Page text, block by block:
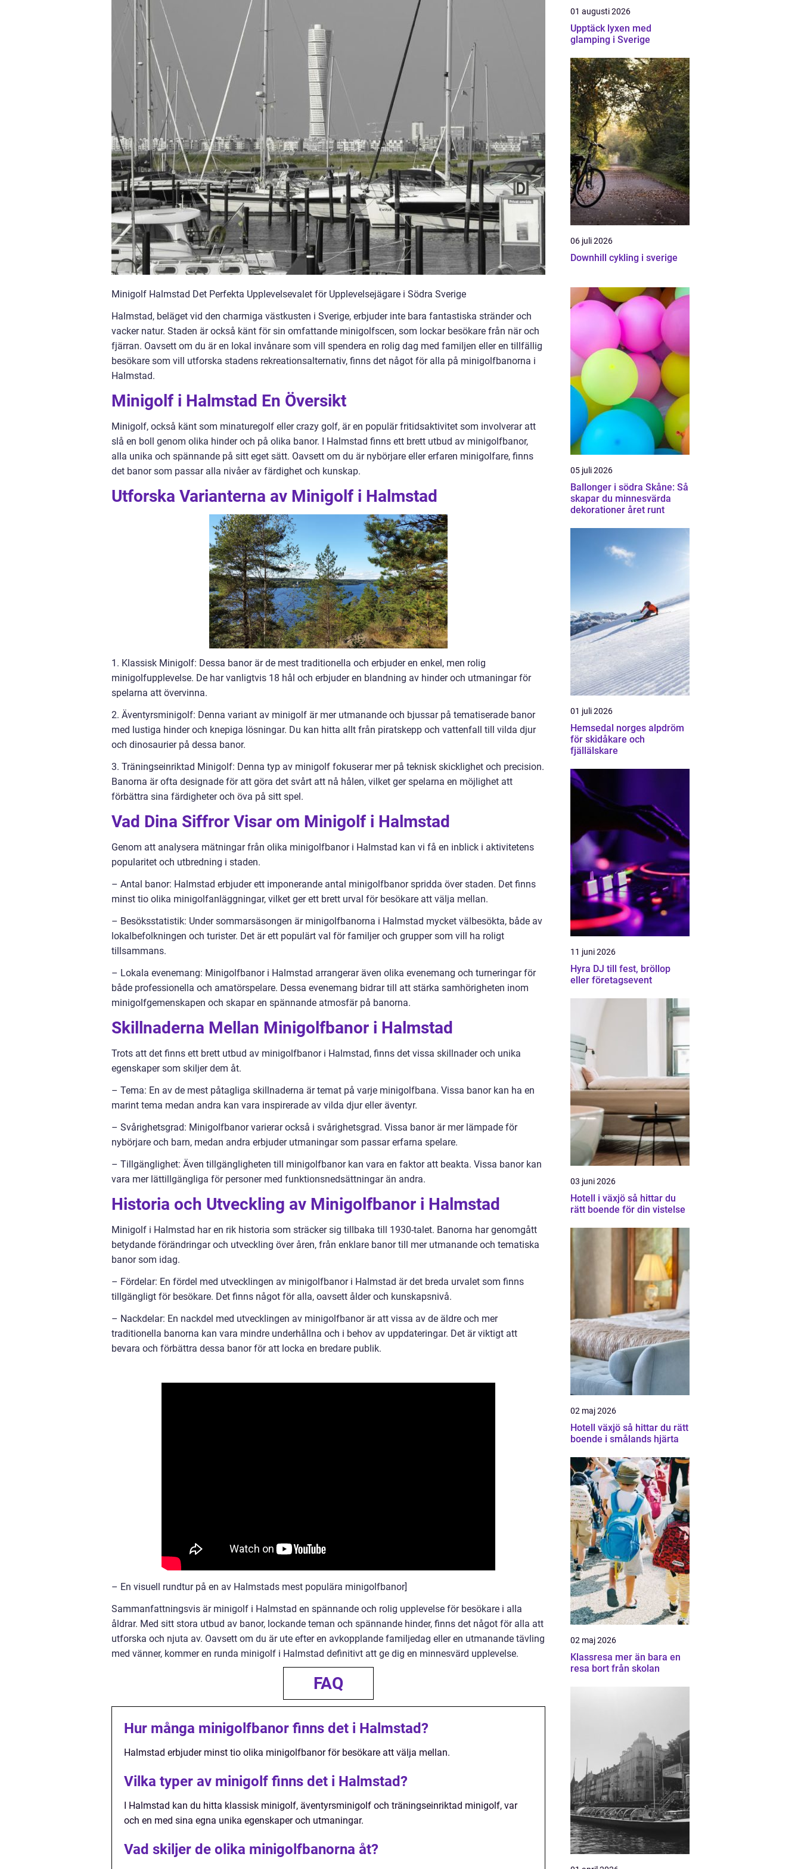
Minigolf Halmstad Det Perfekta Upplevelsevalet för Upplevelsejägare i Södra Sverige
Halmstad, beläget vid den charmiga västkusten i Sverige, erbjuder inte bara fantastiska stränder och
vacker natur. Staden är också känt för sin omfattande minigolfscen, som lockar besökare från när och
fjärran. Oavsett om du är en lokal invånare som vill spendera en rolig dag med familjen eller en tillfällig
besökare som vill utforska stadens rekreationsalternativ, finns det något för alla på minigolfbanorna i
Halmstad.
Minigolf i Halmstad En Översikt
Minigolf, också känt som minaturegolf eller crazy golf, är en populär fritidsaktivitet som involverar att
slå en boll genom olika hinder och på olika banor. I Halmstad finns ett brett utbud av minigolfbanor,
alla unika och spännande på sitt eget sätt. Oavsett om du är nybörjare eller erfaren minigolfare, finns
det banor som passar alla nivåer av färdighet och kunskap.
Utforska Varianterna av Minigolf i Halmstad
1. Klassisk Minigolf: Dessa banor är de mest traditionella och erbjuder en enkel, men rolig
minigolfupplevelse. De har vanligtvis 18 hål och erbjuder en blandning av hinder och utmaningar för
spelarna att övervinna.
2. Äventyrsminigolf: Denna variant av minigolf är mer utmanande och bjussar på tematiserade banor
med lustiga hinder och knepiga lösningar. Du kan hitta allt från piratskepp och vattenfall till vilda djur
och dinosaurier på dessa banor.
3. Träningseinriktad Minigolf: Denna typ av minigolf fokuserar mer på teknisk skicklighet och precision.
Banorna är ofta designade för att göra det svårt att nå hålen, vilket ger spelarna en möjlighet att
förbättra sina färdigheter och öva på sitt spel.
Vad Dina Siffror Visar om Minigolf i Halmstad
Genom att analysera mätningar från olika minigolfbanor i Halmstad kan vi få en inblick i aktivitetens
popularitet och utbredning i staden.
– Antal banor: Halmstad erbjuder ett imponerande antal minigolfbanor spridda över staden. Det finns
minst tio olika minigolfanläggningar, vilket ger ett brett urval för besökare att välja mellan.
– Besöksstatistik: Under sommarsäsongen är minigolfbanorna i Halmstad mycket välbesökta, både av
lokalbefolkningen och turister. Det är ett populärt val för familjer och grupper som vill ha roligt
tillsammans.
– Lokala evenemang: Minigolfbanor i Halmstad arrangerar även olika evenemang och turneringar för
både professionella och amatörspelare. Dessa evenemang bidrar till att stärka samhörigheten inom
minigolfgemenskapen och skapar en spännande atmosfär på banorna.
Skillnaderna Mellan Minigolfbanor i Halmstad
Trots att det finns ett brett utbud av minigolfbanor i Halmstad, finns det vissa skillnader och unika
egenskaper som skiljer dem åt.
– Tema: En av de mest påtagliga skillnaderna är temat på varje minigolfbana. Vissa banor kan ha en
marint tema medan andra kan vara inspirerade av vilda djur eller äventyr.
– Svårighetsgrad: Minigolfbanor varierar också i svårighetsgrad. Vissa banor är mer lämpade för
nybörjare och barn, medan andra erbjuder utmaningar som passar erfarna spelare.
– Tillgänglighet: Även tillgängligheten till minigolfbanor kan vara en faktor att beakta. Vissa banor kan
vara mer lättillgängliga för personer med funktionsnedsättningar än andra.
Historia och Utveckling av Minigolfbanor i Halmstad
Minigolf i Halmstad har en rik historia som sträcker sig tillbaka till 1930-talet. Banorna har genomgått
betydande förändringar och utveckling över åren, från enklare banor till mer utmanande och tematiska
banor som idag.
– Fördelar: En fördel med utvecklingen av minigolfbanor i Halmstad är det breda urvalet som finns
tillgängligt för besökare. Det finns något för alla, oavsett ålder och kunskapsnivå.
– Nackdelar: En nackdel med utvecklingen av minigolfbanor är att vissa av de äldre och mer
traditionella banorna kan vara mindre underhållna och i behov av uppdateringar. Det är viktigt att
bevara och förbättra dessa banor för att locka en bredare publik.
– En visuell rundtur på en av Halmstads mest populära minigolfbanor]
Sammanfattningsvis är minigolf i Halmstad en spännande och rolig upplevelse för besökare i alla
åldrar. Med sitt stora utbud av banor, lockande teman och spännande hinder, finns det något för alla att
utforska och njuta av. Oavsett om du är ute efter en avkopplande familjedag eller en utmanande tävling
med vänner, kommer en runda minigolf i Halmstad definitivt att ge dig en minnesvärd upplevelse.
FAQ
Hur många minigolfbanor finns det i Halmstad?
Halmstad erbjuder minst tio olika minigolfbanor för besökare att välja mellan.
Vilka typer av minigolf finns det i Halmstad?
I Halmstad kan du hitta klassisk minigolf, äventyrsminigolf och träningseinriktad minigolf, var
och en med sina egna unika egenskaper och utmaningar.
Vad skiljer de olika minigolfbanorna åt?
01 augusti 2026
Upptäck lyxen med
glamping i Sverige
06 juli 2026
Downhill cykling i sverige
05 juli 2026
Ballonger i södra Skåne: Så
skapar du minnesvärda
dekorationer året runt
01 juli 2026
Hemsedal norges alpdröm
för skidåkare och
fjällälskare
11 juni 2026
Hyra DJ till fest, bröllop
eller företagsevent
03 juni 2026
Hotell i växjö så hittar du
rätt boende för din vistelse
02 maj 2026
Hotell växjö så hittar du rätt
boende i smålands hjärta
02 maj 2026
Klassresa mer än bara en
resa bort från skolan